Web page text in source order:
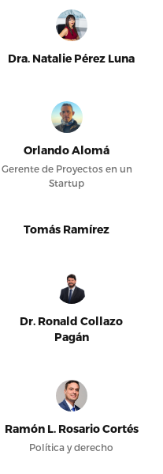
Dra. Natalie Pérez Luna
Orlando Alomá
Gerente de Proyectos en un
Startup
Tomás Ramírez
Dr. Ronald Collazo
Pagán
Ramón L. Rosario Cortés
Política y derecho